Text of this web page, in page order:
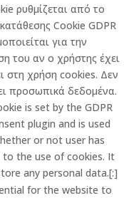
ρυθμίζεται από το
Cookie GDPR
για την
του αν ο χρήστης έχει
στη χρήση cookies. Δεν
προσωπικά δεδομένα.
is set by the GDPR
plugin and is used
or not user has
to the use of cookies. It
any personal data.[:]
for the website to